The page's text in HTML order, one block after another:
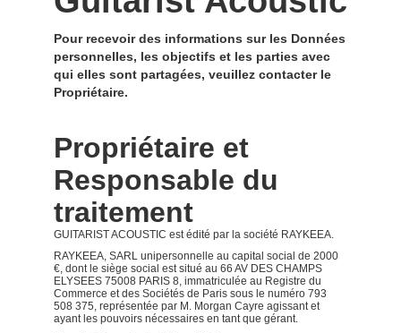
Pour recevoir des informations sur les Données
personnelles, les objectifs et les parties avec
qui elles sont partagées, veuillez contacter le
Propriétaire.
Propriétaire et
Responsable du
traitement
GUITARIST ACOUSTIC est édité par la société RAYKEEA.
RAYKEEA, SARL unipersonnelle au capital social de 2000
€, dont le siège social est situé au 66 AV DES CHAMPS
ELYSEES 75008 PARIS 8, immatriculée au Registre du
Commerce et des Sociétés de Paris sous le numéro 793
508 375, représentée par M. Morgan Cayre agissant et
ayant les pouvoirs nécessaires en tant que gérant.